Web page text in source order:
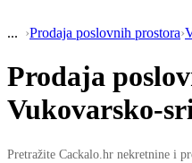
›Prodaja poslovnih prostora›
Prodaja
Vukovarsko-
Pretražite Cackalo.hr nekretnine i